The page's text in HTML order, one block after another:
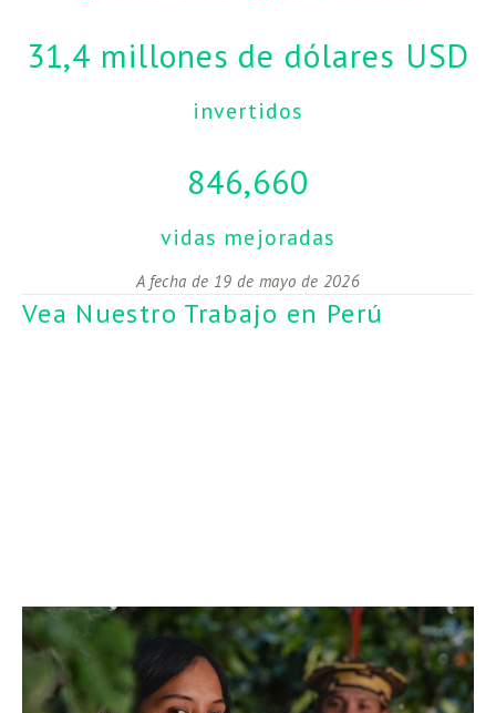
31,4 millones de dólares USD
invertidos
846,660
vidas mejoradas
A fecha de 19 de mayo de 2026
Vea Nuestro Trabajo en Perú